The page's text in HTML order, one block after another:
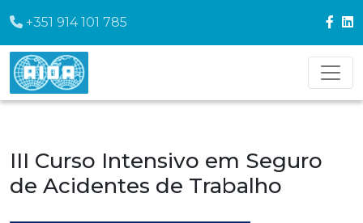
+351 914 101 785
III Curso Intensivo em Seguro
de Acidentes de Trabalho